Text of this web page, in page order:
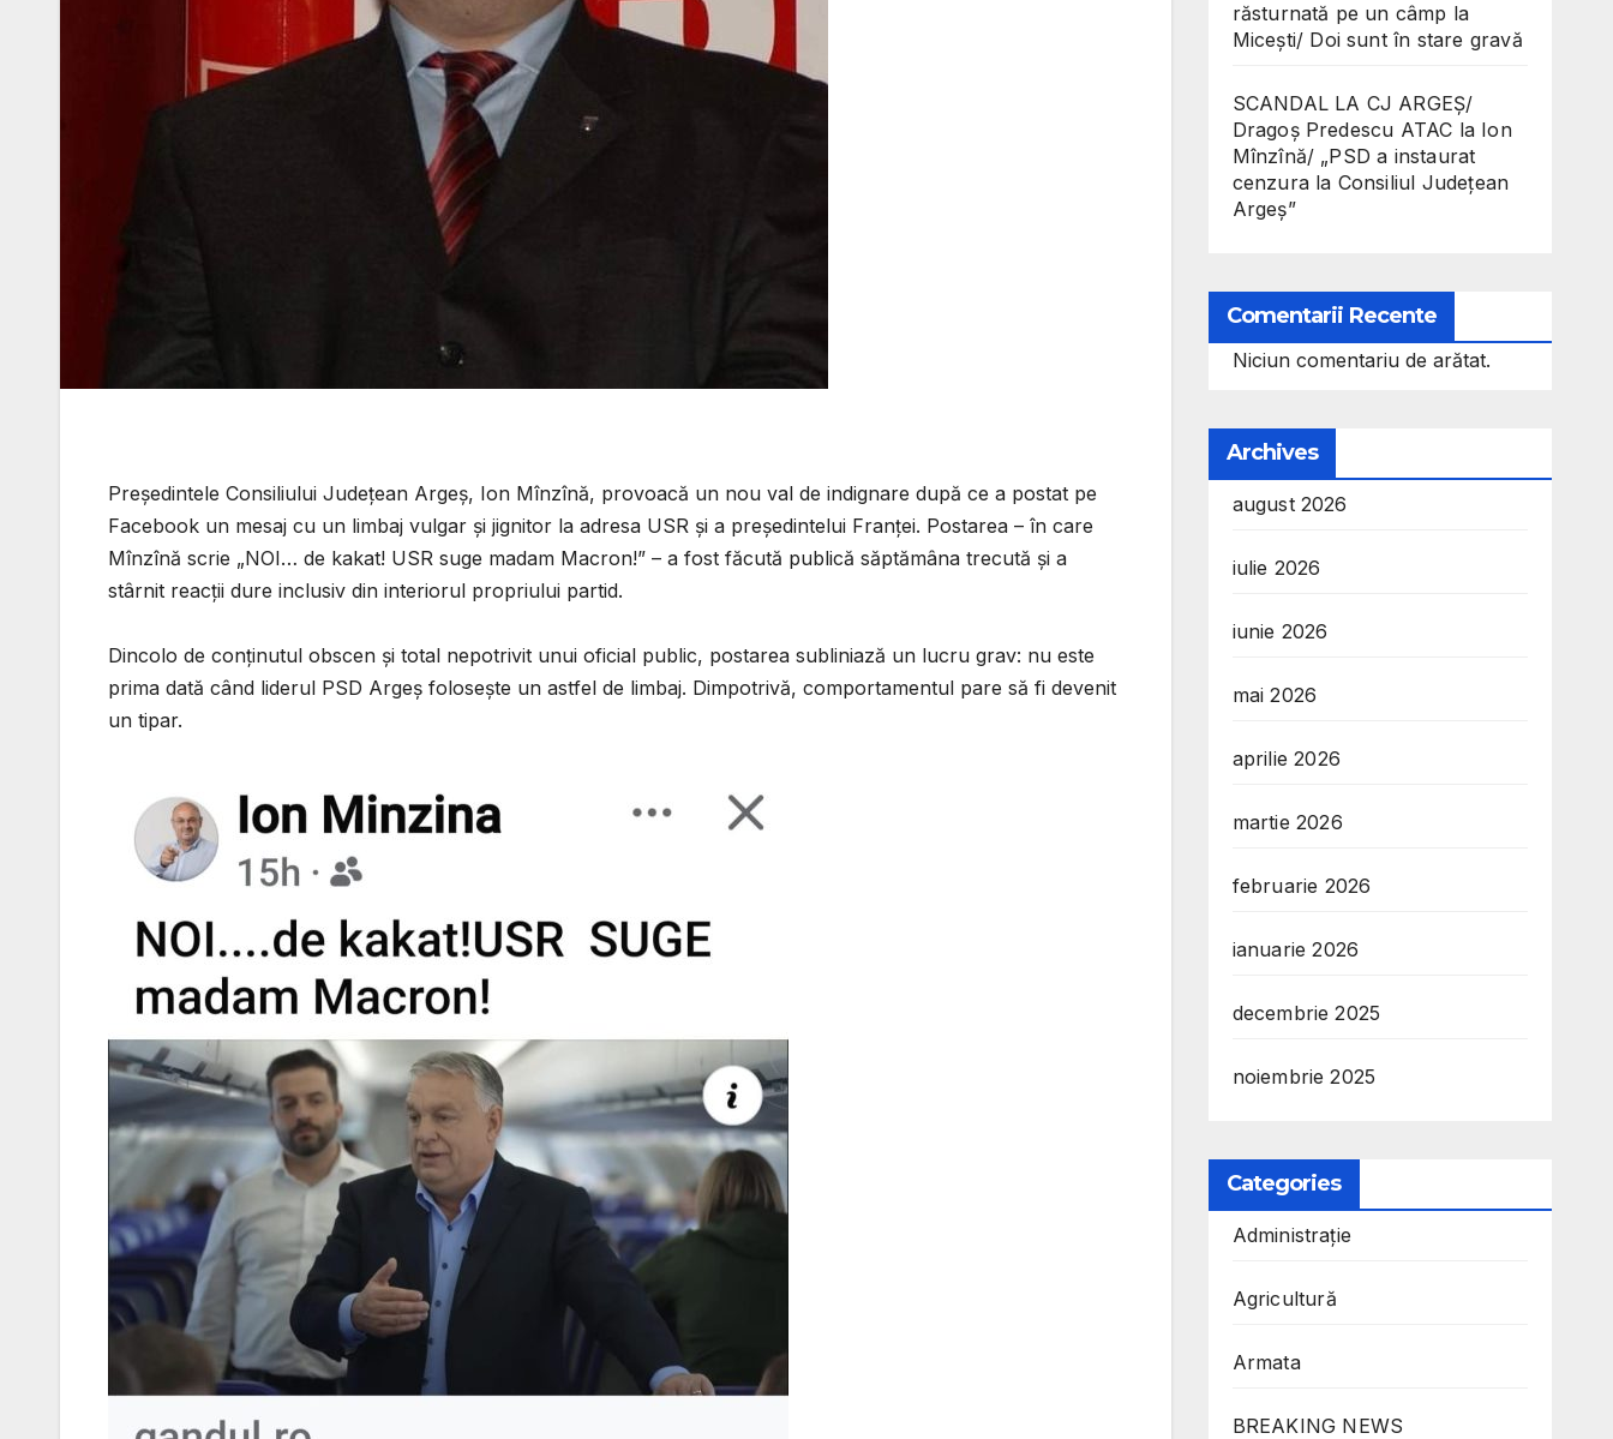
Președintele Consiliului Județean Argeș, Ion Mînzînă, provoacă un nou val de indignare după ce a postat pe
Facebook un mesaj cu un limbaj vulgar și jignitor la adresa USR și a președintelui Franței. Postarea – în care
Mînzînă scrie „NOI… de kakat! USR suge madam Macron!” – a fost făcută publică săptămâna trecută și a
stârnit reacții dure inclusiv din interiorul propriului partid.
Dincolo de conținutul obscen și total nepotrivit unui oficial public, postarea subliniază un lucru grav: nu este
prima dată când liderul PSD Argeș folosește un astfel de limbaj. Dimpotrivă, comportamentul pare să fi devenit
un tipar.
răsturnată pe un câmp la
Micești/ Doi sunt în stare gravă
SCANDAL LA CJ ARGEȘ/
Dragoș Predescu ATAC la Ion
Mînzînă/ „PSD a instaurat
cenzura la Consiliul Județean
Argeș”
Comentarii Recente
Niciun comentariu de arătat.
Archives
august 2026
iulie 2026
iunie 2026
mai 2026
aprilie 2026
martie 2026
februarie 2026
ianuarie 2026
decembrie 2025
noiembrie 2025
Categories
Administrație
Agricultură
Armata
BREAKING NEWS